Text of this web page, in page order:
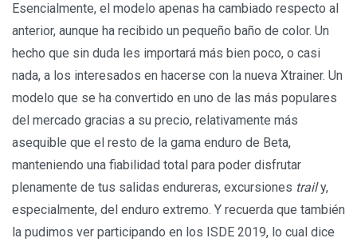
Esencialmente, el modelo apenas ha cambiado respecto al
anterior, aunque ha recibido un pequeño baño de color. Un
hecho que sin duda les importará más bien poco, o casi
nada, a los interesados en hacerse con la nueva Xtrainer. Un
modelo que se ha convertido en uno de las más populares
del mercado gracias a su precio, relativamente más
asequible que el resto de la gama enduro de Beta,
manteniendo una fiabilidad total para poder disfrutar
plenamente de tus salidas endureras, excursiones traily,
especialmente, del enduro extremo. Y recuerda que también
la pudimos ver participando en los ISDE 2019, lo cual dice